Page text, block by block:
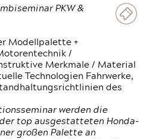
PKW &
Modellpalette +
/
Merkmale / Material
Technologien Fahrwerke,
des
werden die
der top ausgestatteten Honda-
großen Palette an